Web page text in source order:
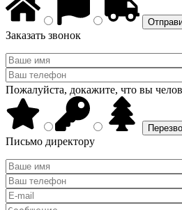
Заказать звонок
Пожалуйста, докажите, что вы
Письмо директору